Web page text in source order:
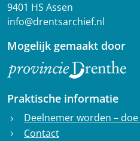
9401 HS Assen
info@drentsarchief.nl
Mogelijk gemaakt door
Praktische informatie
chevron_right Deelnemer worden –
chevron_right Contact